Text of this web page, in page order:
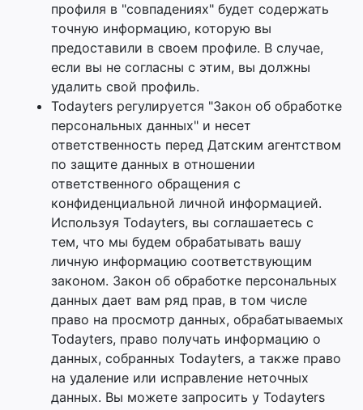
профиля в "совпадениях" будет содержать
точную информацию, которую вы
предоставили в своем профиле. В случае,
если вы не согласны с этим, вы должны
удалить свой профиль.
Todayters регулируется "Закон об обработке
персональных данных" и несет
ответственность перед Датским агентством
по защите данных в отношении
ответственного обращения с
конфиденциальной личной информацией.
Используя Todayters, вы соглашаетесь с
тем, что мы будем обрабатывать вашу
личную информацию соответствующим
законом. Закон об обработке персональных
данных дает вам ряд прав, в том числе
право на просмотр данных, обрабатываемых
Todayters, право получать информацию о
данных, собранных Todayters, а также право
на удаление или исправление неточных
данных. Вы можете запросить у Todayters